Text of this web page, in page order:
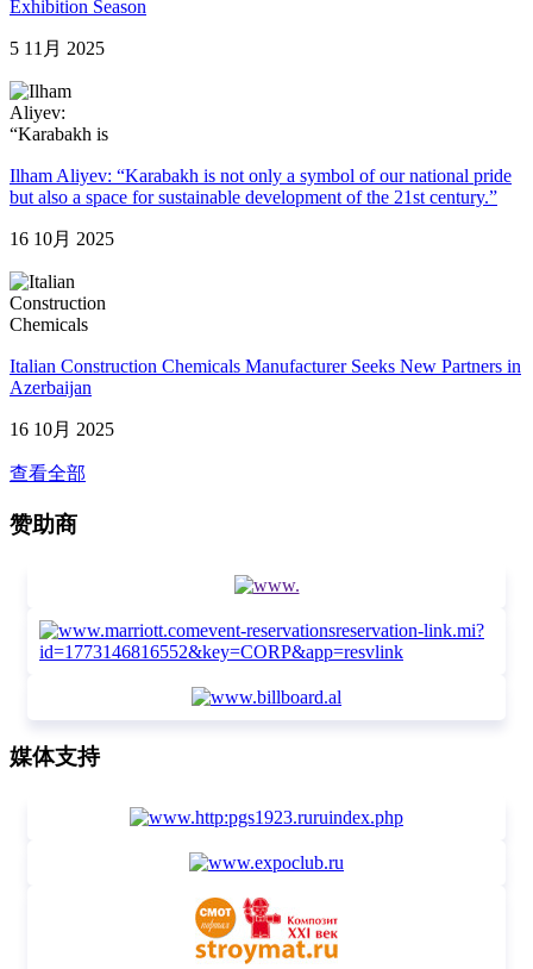
Exhibition Season
5 11月 2025
Ilham Aliyev: “Karabakh is not only a symbol of our national pride
but also a space for sustainable development of the 21st century.”
16 10月 2025
Italian Construction Chemicals Manufacturer Seeks New Partners in
Azerbaijan
16 10月 2025
查看全部
赞助商
媒体支持